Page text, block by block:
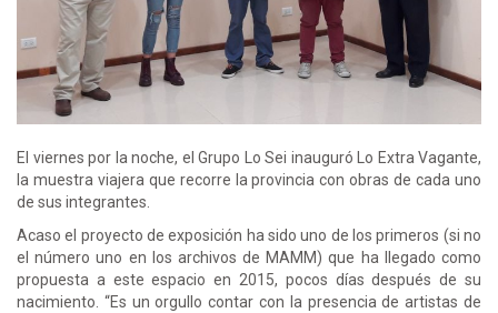
El viernes por la noche, el Grupo Lo Sei inauguró Lo Extra Vagante,
la muestra viajera que recorre la provincia con obras de cada uno
de sus integrantes.
Acaso el proyecto de exposición ha sido uno de los primeros (si no
el número uno en los archivos de MAMM) que ha llegado como
propuesta a este espacio en 2015, pocos días después de su
nacimiento. “Es un orgullo contar con la presencia de artistas de